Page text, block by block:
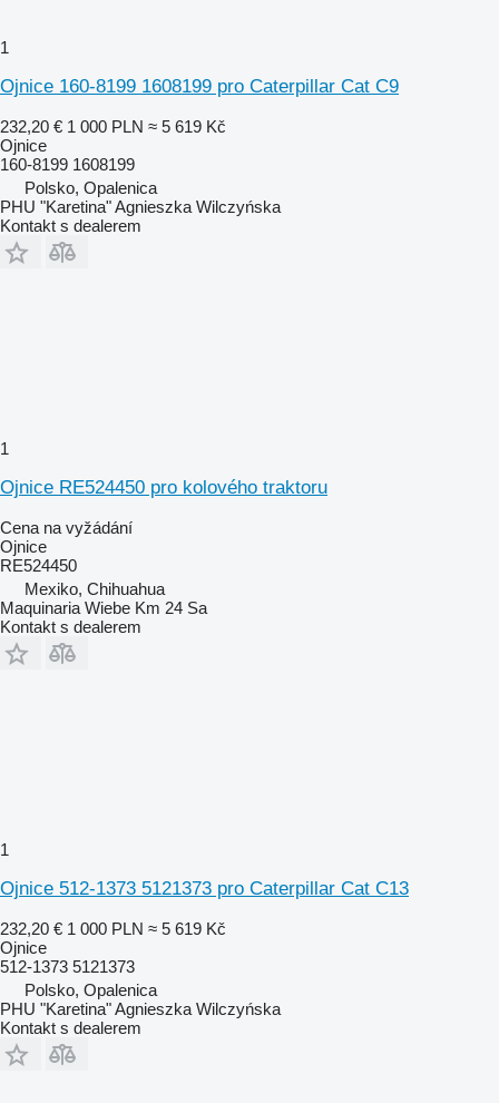
1
Ojnice 160-8199 1608199 pro Caterpillar Cat C9
232,20 € 1 000 PLN ≈ 5 619 Kč
Ojnice
160-8199 1608199
Polsko, Opalenica
PHU "Karetina" Agnieszka Wilczyńska
Kontakt s dealerem
1
Ojnice RE524450 pro kolového traktoru
Cena na vyžádání
Ojnice
RE524450
Mexiko, Chihuahua
Maquinaria Wiebe Km 24 Sa
Kontakt s dealerem
1
Ojnice 512-1373 5121373 pro Caterpillar Cat C13
232,20 € 1 000 PLN ≈ 5 619 Kč
Ojnice
512-1373 5121373
Polsko, Opalenica
PHU "Karetina" Agnieszka Wilczyńska
Kontakt s dealerem